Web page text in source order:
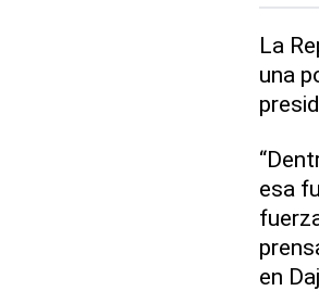
La
una
esa
en